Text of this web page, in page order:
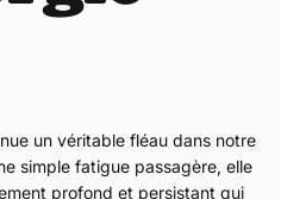
un véritable fléau dans notre
simple fatigue passagère, elle
profond et persistant qui